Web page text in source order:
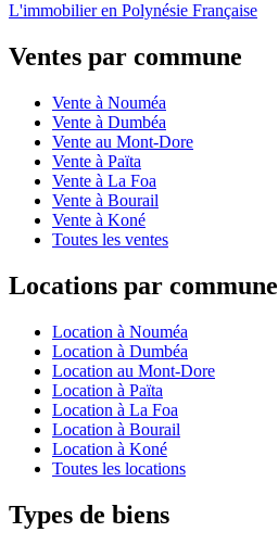
L'immobilier en Polynésie Française
Ventes par commune
Vente à Nouméa
Vente à Dumbéa
Vente au Mont-Dore
Vente à Païta
Vente à La Foa
Vente à Bourail
Vente à Koné
Toutes les ventes
Locations par commune
Location à Nouméa
Location à Dumbéa
Location au Mont-Dore
Location à Païta
Location à La Foa
Location à Bourail
Location à Koné
Toutes les locations
Types de biens